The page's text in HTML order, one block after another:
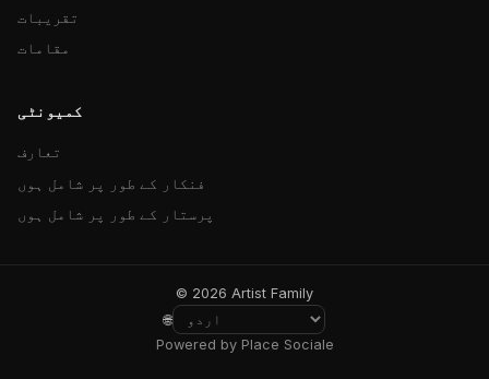
تقریبات
مقامات
کمیونٹی
تعارف
فنکار کے طور پر شامل ہوں
پرستار کے طور پر شامل ہوں
© 2026 Artist Family
🌐
Powered by Place Sociale